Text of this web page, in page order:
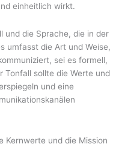
einheitlich wirkt.
und die Sprache, die in der
umfasst die Art und Weise,
sei es formell,
Tonfall sollte die Werte und
und eine
Kernwerte und die Mission